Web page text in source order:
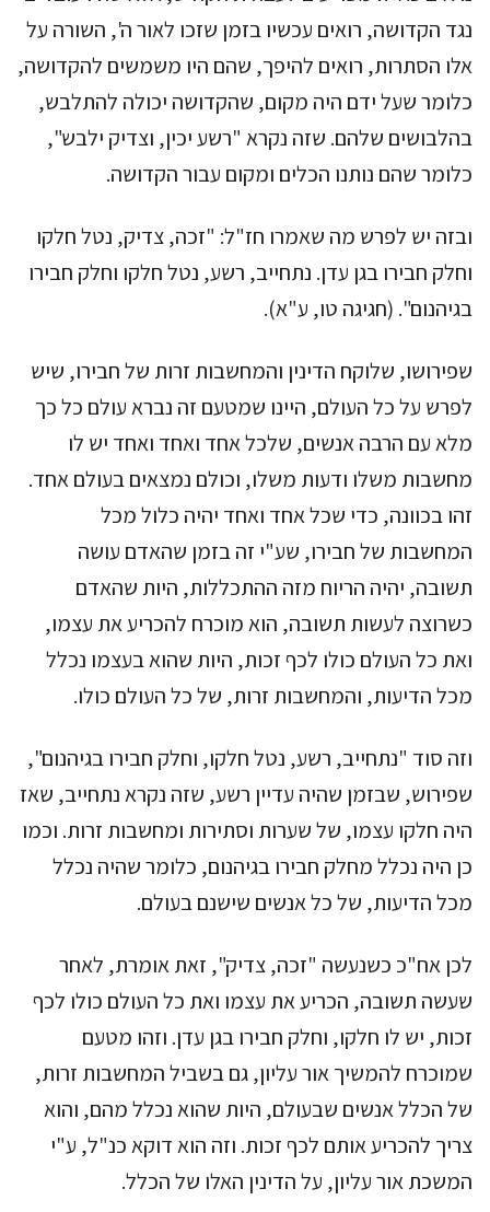
נגד הקדושה, רואים עכשיו בזמן שזכו לאור ה', השורה על
אלו הסתרות, רואים להיפך, שהם היו משמשים להקדושה,
כלומר שעל ידם היה מקום, שהקדושה יכולה להתלבש,
בהלבושים שלהם. שזה נקרא "רשע יכין, וצדיק ילבש",
כלומר שהם נותנו הכלים ומקום עבור הקדושה.
ובזה יש לפרש מה שאמרו חז"ל: "זכה, צדיק, נטל חלקו
וחלק חבירו בגן עדן. נתחייב, רשע, נטל חלקו וחלק חבירו
בגיהנום". (חגיגה טו, ע"א).
שפירושו, שלוקח הדינין והמחשבות זרות של חבירו, שיש
לפרש על כל העולם, היינו שמטעם זה נברא עולם כל כך
מלא עם הרבה אנשים, שלכל אחד ואחד ואחד יש לו
מחשבות משלו ודעות משלו, וכולם נמצאים בעולם אחד.
זהו בכוונה, כדי שכל אחד ואחד יהיה כלול מכל
המחשבות של חבירו, שע"י זה בזמן שהאדם עושה
תשובה, יהיה הריוח מזה ההתכללות, היות שהאדם
כשרוצה לעשות תשובה, הוא מוכרח להכריע את עצמו,
ואת כל העולם כולו לכף זכות, היות שהוא בעצמו נכלל
מכל הדיעות, והמחשבות זרות, של כל העולם כולו.
וזה סוד "נתחייב, רשע, נטל חלקו, וחלק חבירו בגיהנום",
שפירוש, שבזמן שהיה עדיין רשע, שזה נקרא נתחייב, שאז
היה חלקו עצמו, של שערות וסתירות ומחשבות זרות. וכמו
כן היה נכלל מחלק חבירו בגיהנום, כלומר שהיה נכלל
מכל הדיעות, של כל אנשים שישנם בעולם.
לכן אח"כ כשנעשה "זכה, צדיק", זאת אומרת, לאחר
שעשה תשובה, הכריע את עצמו ואת כל העולם כולו לכף
זכות, יש לו חלקו, וחלק חבירו בגן עדן. וזהו מטעם
שמוכרח להמשיך אור עליון, גם בשביל המחשבות זרות,
של הכלל אנשים שבעולם, היות שהוא נכלל מהם, והוא
צריך להכריע אותם לכף זכות. וזה הוא דוקא כנ"ל, ע"י
המשכת אור עליון, על הדינין האלו של הכלל.